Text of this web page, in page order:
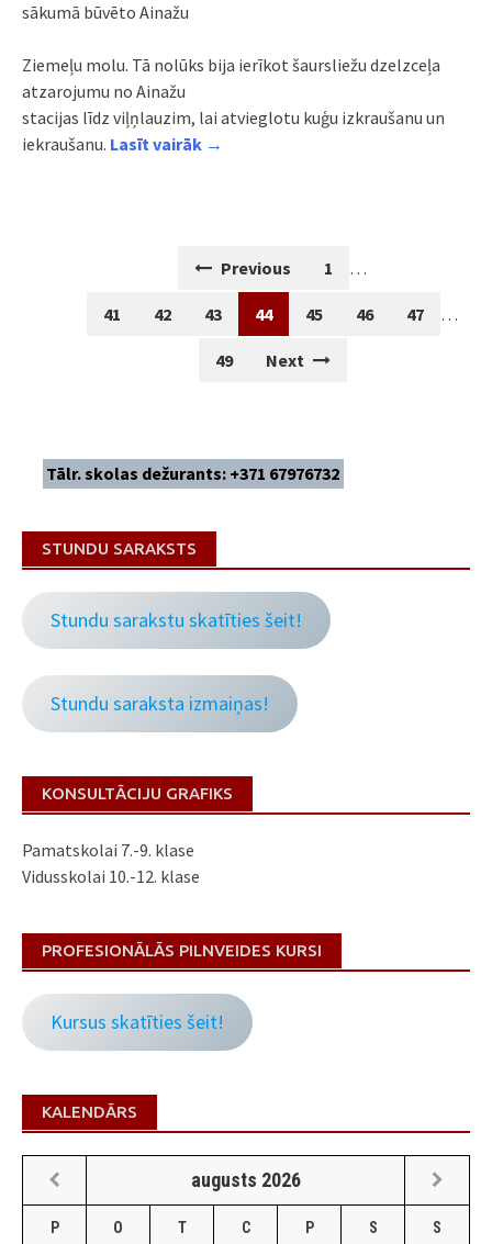
sākumā būvēto Ainažu
Ziemeļu molu. Tā nolūks bija ierīkot šaursliežu dzelzceļa
atzarojumu no Ainažu
stacijas līdz viļņlauzim, lai atvieglotu kuģu izkraušanu un
iekraušanu. Lasīt vairāk →
Previous 1 …
41 42 43 44 45 46 47 …
49 Next
Tālr. skolas dežurants: +371 67976732
STUNDU SARAKSTS
Stundu sarakstu skatīties šeit!
Stundu saraksta izmaiņas!
KONSULTĀCIJU GRAFIKS
Pamatskolai 7.-9. klase
Vidusskolai 10.-12. klase
PROFESIONĀLĀS PILNVEIDES KURSI
Kursus skatīties šeit!
KALENDĀRS
augusts 2026
P O T C P S S